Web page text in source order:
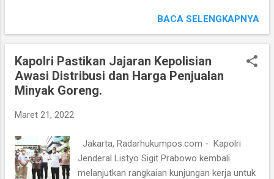
apresiasi Kepada jajaran Polda sampai ke
Polresta, Polres dan seluruhnya di seluruh
Polda – Polda lain juga,” ucapnya Di...
ditemui petugas PTSP Kejaksaan sebagai
pintu awal untuk peroleh keterangan,
disampaikan oleh kesekretariatan kejaksaan
yang dalam hal ini disampaikan bahwa surat
MAKI di disposisi ke Pidsus. Mudah-
mudahan ada langkah maju dalam
mengungkapn kasus ini, ungkap mas'ud.
(Effendi)
BACA SELENGKAPNYA
Kapolri Pastikan Jajaran Kepolisian
Awasi Distribusi dan Harga Penjualan
Minyak Goreng.
Maret 21, 2022
Jakarta, Radarhukumpos.com - Kapolri
Jenderal Listyo Sigit Prabowo kembali
melanjutkan rangkaian kunjungan kerja untuk